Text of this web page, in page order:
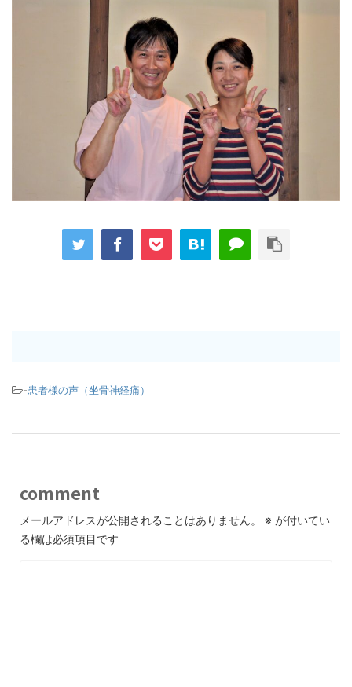
-患者様の声（坐骨神経痛）
comment
メールアドレスが公開されることはありません。 ※ が付いてい
る欄は必須項目です